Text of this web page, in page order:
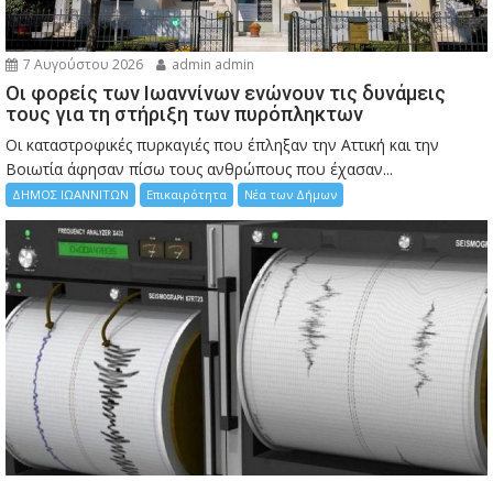
7 Αυγούστου 2026 admin admin
Οι φορείς των Ιωαννίνων ενώνουν τις δυνάμεις
τους για τη στήριξη των πυρόπληκτων
Οι καταστροφικές πυρκαγιές που έπληξαν την Αττική και την
Bοιωτία άφησαν πίσω τους ανθρώπους που έχασαν...
ΔΗΜΟΣ ΙΩΑΝΝΙΤΩΝ Επικαιρότητα Νέα των Δήμων